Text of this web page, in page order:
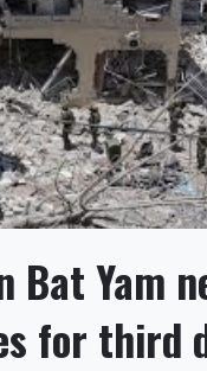
Yam
for third